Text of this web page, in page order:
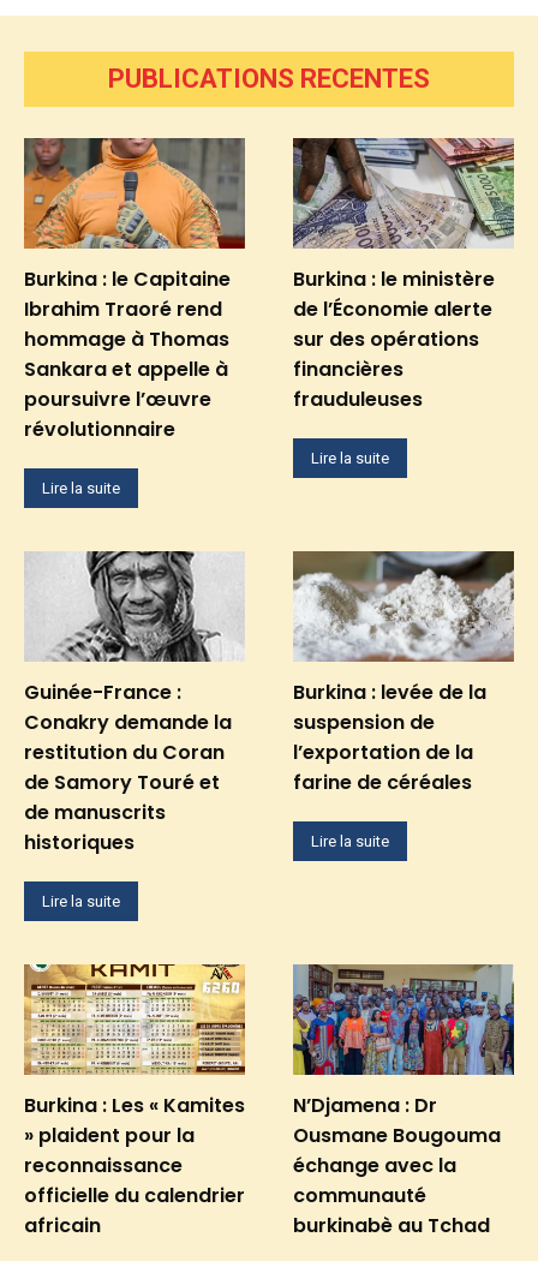
PUBLICATIONS RECENTES
Burkina : le Capitaine
Ibrahim Traoré rend
hommage à Thomas
Sankara et appelle à
poursuivre l’œuvre
révolutionnaire
Lire la suite
Burkina : le ministère
de l’Économie alerte
sur des opérations
financières
frauduleuses
Lire la suite
Guinée-France :
Conakry demande la
restitution du Coran
de Samory Touré et
de manuscrits
historiques
Lire la suite
Burkina : levée de la
suspension de
l’exportation de la
farine de céréales
Lire la suite
Burkina : Les « Kamites
» plaident pour la
reconnaissance
officielle du calendrier
africain
N’Djamena : Dr
Ousmane Bougouma
échange avec la
communauté
burkinabè au Tchad